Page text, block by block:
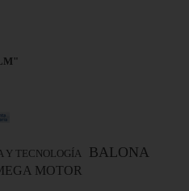
Y TECNOLOGÍA
BALONA
MOTOR